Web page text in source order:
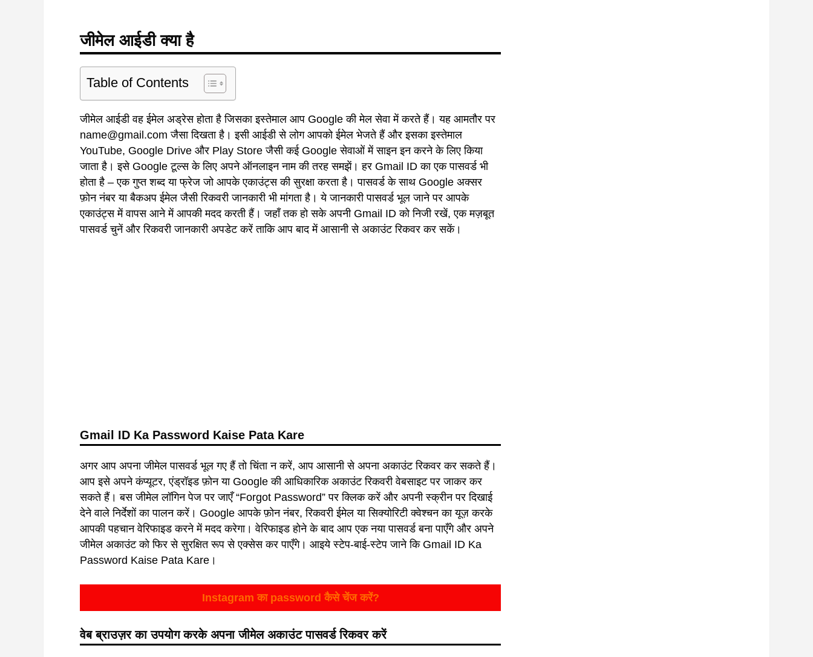
जीमेल आईडी क्या है
Table of Contents
जीमेल आईडी वह ईमेल अड्रेस होता है जिसका इस्तेमाल आप Google की मेल सेवा में करते हैं। यह आमतौर पर
name@gmail.com जैसा दिखता है। इसी आईडी से लोग आपको ईमेल भेजते हैं और इसका इस्तेमाल
YouTube, Google Drive और Play Store जैसी कई Google सेवाओं में साइन इन करने के लिए किया
जाता है। इसे Google टूल्स के लिए अपने ऑनलाइन नाम की तरह समझें। हर Gmail ID का एक पासवर्ड भी
होता है – एक गुप्त शब्द या फ्रेज जो आपके एकाउंट्स की सुरक्षा करता है। पासवर्ड के साथ Google अक्सर
फ़ोन नंबर या बैकअप ईमेल जैसी रिकवरी जानकारी भी मांगता है। ये जानकारी पासवर्ड भूल जाने पर आपके
एकाउंट्स में वापस आने में आपकी मदद करती हैं। जहाँ तक हो सके अपनी Gmail ID को निजी रखें, एक मज़बूत
पासवर्ड चुनें और रिकवरी जानकारी अपडेट करें ताकि आप बाद में आसानी से अकाउंट रिकवर कर सकें।
Gmail ID Ka Password Kaise Pata Kare
अगर आप अपना जीमेल पासवर्ड भूल गए हैं तो चिंता न करें, आप आसानी से अपना अकाउंट रिकवर कर सकते हैं।
आप इसे अपने कंप्यूटर, एंड्रॉइड फ़ोन या Google की आधिकारिक अकाउंट रिकवरी वेबसाइट पर जाकर कर
सकते हैं। बस जीमेल लॉगिन पेज पर जाएँ “Forgot Password” पर क्लिक करें और अपनी स्क्रीन पर दिखाई
देने वाले निर्देशों का पालन करें। Google आपके फ़ोन नंबर, रिकवरी ईमेल या सिक्योरिटी क्वेश्चन का यूज़ करके
आपकी पहचान वेरिफाइड करने में मदद करेगा। वेरिफाइड होने के बाद आप एक नया पासवर्ड बना पाएँगे और अपने
जीमेल अकाउंट को फिर से सुरक्षित रूप से एक्सेस कर पाएँगे। आइये स्टेप-बाई-स्टेप जाने कि Gmail ID Ka
Password Kaise Pata Kare।
Instagram का password कैसे चेंज करें?
वेब ब्राउज़र का उपयोग करके अपना जीमेल अकाउंट पासवर्ड रिकवर करें